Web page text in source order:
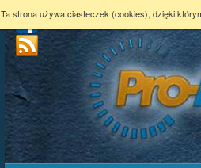
Ta strona używa ciasteczek (cookies), dzięki